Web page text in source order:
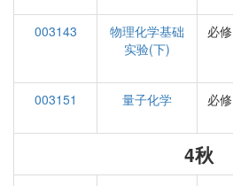
003143
物理化学基础
实验(下)
必修
003151 量子化学 必修
4秋